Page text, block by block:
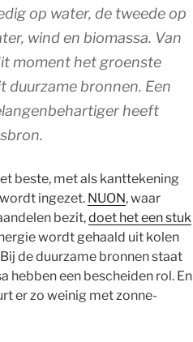
op water, de tweede op
wind en biomassa. Van
moment het groenste
bronnen. Een
heeft
beste, met als kanttekening
ingezet. NUON, waar
bezit,doet het een stuk
wordt gehaald uit kolen
de duurzame bronnen staat
hebben een bescheiden rol. En
er zo weinig met zonne-